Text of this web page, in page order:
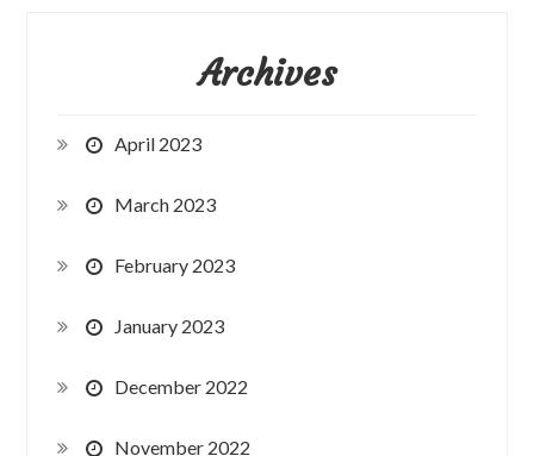
Archives
April 2023
March 2023
February 2023
January 2023
December 2022
November 2022